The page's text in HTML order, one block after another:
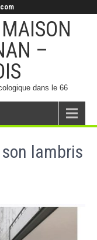
–
dans le 66
lambris